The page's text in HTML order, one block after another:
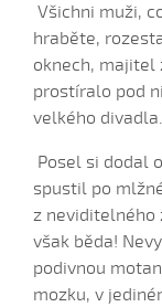
Lístečku...
Lístečku z
Lubina,
Mal som
Mala
Malučká
Mamko,
Měla sem
Všichni muži,
hraběte,
oknech, majitel
prostíralo pod
velkého divadla.
Posel si dodal
spustil po
z neviditelného
však běda!
podivnou
mozku, v